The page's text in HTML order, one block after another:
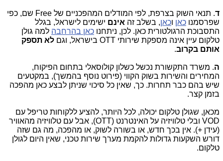
ד
. תנאי השוק בצרפת, לפי המודלים המהפכניים של Free שם, כפי
שפרסמנו כאן וכאן, בשלב זה אינם ישימים לישראל, בגלל
התסבוכת הרגולטורית כאן. לכן, ניתחנו כאן בהרחבה למה גולן
טלקום עיין אינה מספקת שירותי OTT בישראל, וגם
לא תספק
אותם בקרוב.
ה. משרד התקשורת נכשל כשלון קולוסאלי בתחום הפיקוח,
המחירים והשירות בשוק הקווי (פירוט נוסף בהמשך), במקטעים
שיש בהם כבר תחרות. כך, שאין כל סיכוי שניתן לבצע כאן מהפכה
בזמן קצר.
מכאן, שגולן טלקום יכולה, לכל היותר, להציע ללקוחות טריפל עם
VOD ובלי טלוויזיה על האינטרנט (OTT), אבל עם טלוויזיה מהאוויר
(עידן +). אין בכך חדש, או בשורה לשוק, או מהפכה, מה גם שזה
דורש השקעות גדולות להקמת מערך שירות טכני, שאין היום לגולן
טלקום.